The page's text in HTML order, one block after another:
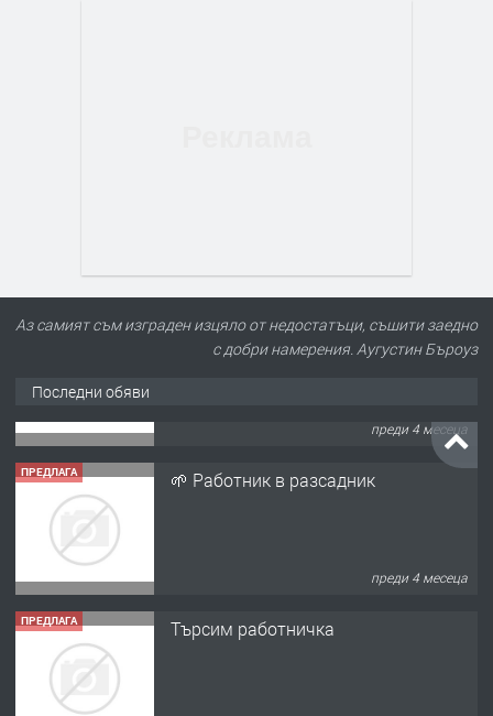
Аз самият съм изграден изцяло от недостатъци, съшити заедно
с добри намерения. Аугустин Бъроуз
Последни обяви
ПРЕДЛАГА 🌱 Работник в разсадник
ПРЕДЛАГА